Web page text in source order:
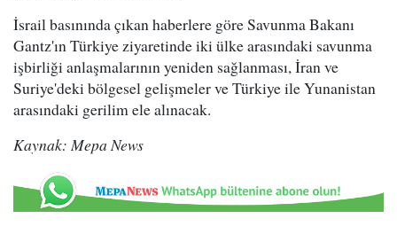
İsrail basınında çıkan haberlere göre Savunma Bakanı
Gantz'ın Türkiye ziyaretinde iki ülke arasındaki savunma
işbirliği anlaşmalarının yeniden sağlanması, İran ve
Suriye'deki bölgesel gelişmeler ve Türkiye ile Yunanistan
arasındaki gerilim ele alınacak.
Kaynak: Mepa News